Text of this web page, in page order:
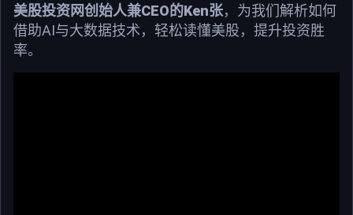
美股投资网创始人兼CEO的Ken张，为我们解析如何
借助AI与大数据技术，轻松读懂美股，提升投资胜
率。